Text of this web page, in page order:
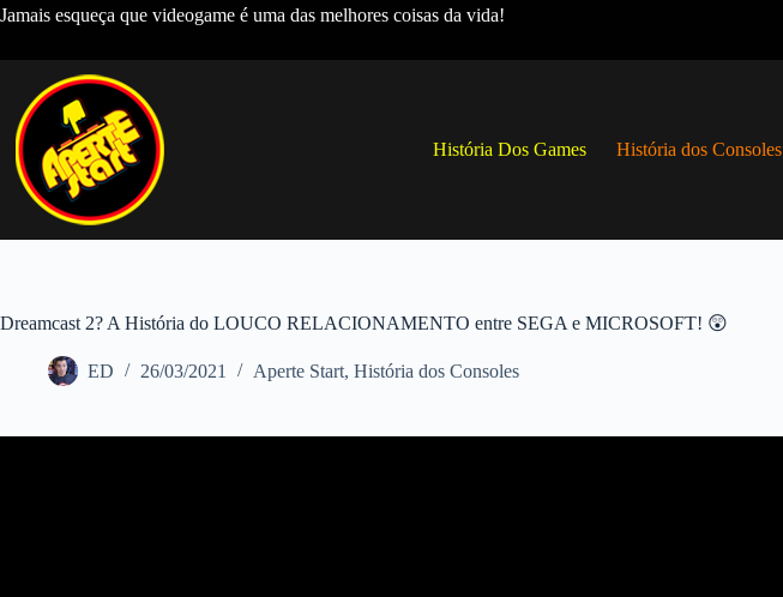
Pular
conteúdo
Jamais esqueça que videogame é uma das melhores coisas da vida!
História Dos Games História dos Consoles
Dreamcast 2? A História do LOUCO RELACIONAMENTO entre SEGA e MICROSOFT! 😲
ED 26/03/2021 Aperte Start, História dos Consoles